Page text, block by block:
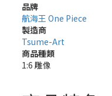
品牌
航海王 One Piece
製造商
Tsume-Art
商品種類
1:6 雕像